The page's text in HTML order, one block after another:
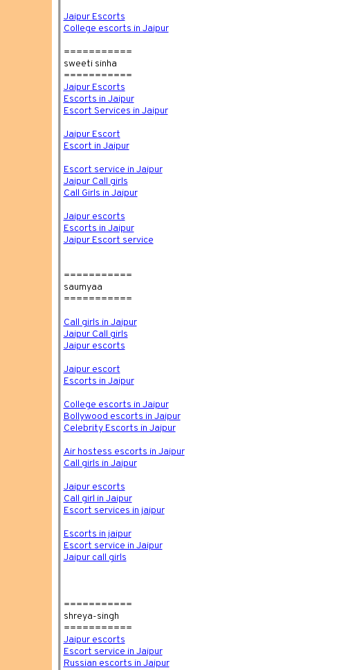
Jaipur Escorts
College escorts in Jaipur
===========
sweeti sinha
===========
Jaipur Escorts
Escorts in Jaipur
Escort Services in Jaipur
Jaipur Escort
Escort in Jaipur
Escort service in Jaipur
Jaipur Call girls
Call Girls in Jaipur
Jaipur escorts
Escorts in Jaipur
Jaipur Escort service
===========
saumyaa
===========
Call girls in Jaipur
Jaipur Call girls
Jaipur escorts
Jaipur escort
Escorts in Jaipur
College escorts in Jaipur
Bollywood escorts in Jaipur
Celebrity Escorts in Jaipur
Air hostess escorts in Jaipur
Call girls in Jaipur
Jaipur escorts
Call girl in Jaipur
Escort services in jaipur
Escorts in jaipur
Escort service in Jaipur
Jaipur call girls
===========
shreya-singh
===========
Jaipur escorts
Escort service in Jaipur
Russian escorts in Jaipur